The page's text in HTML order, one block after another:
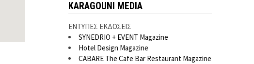
KARAGOUNI MEDIA
ΕΝΤΥΠΕΣ ΕΚΔΟΣΕΙΣ
SYNEDRIO + EVENT Magazine
Hotel Design Magazine
CABARE The Cafe Bar Restaurant Magazine